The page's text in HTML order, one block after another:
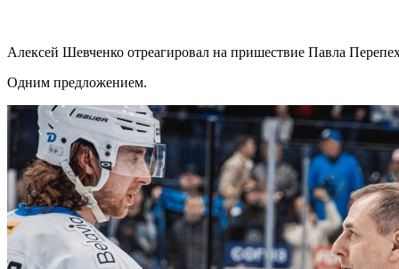
Алексей Шевченко отреагировал на пришествие Павла
Одним предложением.